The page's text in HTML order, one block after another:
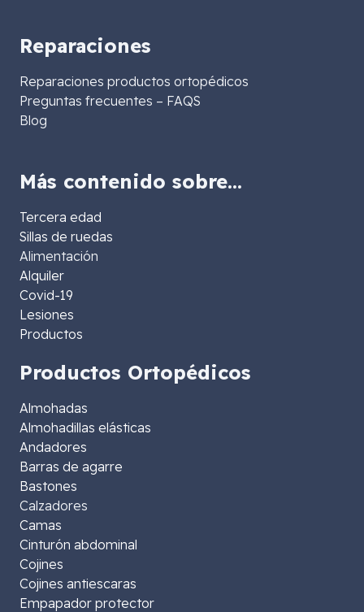
Reparaciones
Reparaciones productos ortopédicos
Preguntas frecuentes – FAQS
Blog
Más contenido sobre…
Tercera edad
Sillas de ruedas
Alimentación
Alquiler
Covid-19
Lesiones
Productos
Productos Ortopédicos
Almohadas
Almohadillas elásticas
Andadores
Barras de agarre
Bastones
Calzadores
Camas
Cinturón abdominal
Cojines
Cojines antiescaras
Empapador protector